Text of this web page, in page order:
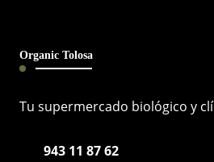
Organic Tolosa
Tu supermercado biológico y
943 11 87 62